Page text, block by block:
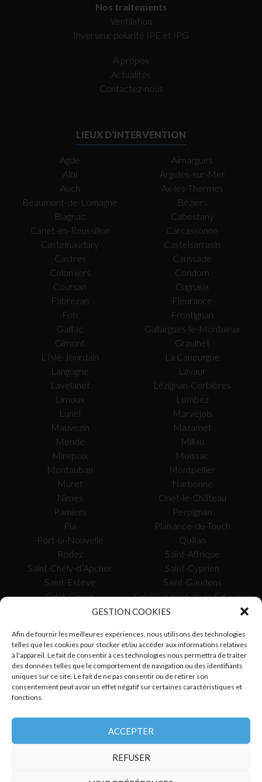
GESTION COOKIES
Afin de fournir les meilleures expériences, nous utilisons des technologies
telles que les cookies pour stocker et/ou accéder aux informations relatives
à l'appareil. Le fait de consentir à ces technologies nous permettra de traiter
des données telles que le comportement de navigation ou des identifiants
uniques sur ce site. Le fait de ne pas consentir ou de retirer son
consentement peut avoir un effet négatif sur certaines caractéristiques et
fonctions.
ACCEPTER
REFUSER
Nos traitements
Ventilation
Inverseur polarité IPE et IPG
À propos
Actualités
Contactez-nous
LIEUX D'INTERVENTION
Agde
Aimargues
Albi
Argelès-sur-Mer
Auch
Ax-les-Thermes
Beaumont-de-Lomagne
Béziers
Blagnac
Cabestany
Canet-en-Roussillon
Carcassonne
Castelnaudary
Castelsarrasin
Castres
Caussade
Colomiers
Condom
Coursan
Cugnaux
Fabrezan
Fleurance
Foix
Frontignan
Gaillac
Gallargues-le-Montueux
Gimont
Graulhet
L’Isle-Jourdain
La Canourgue
Langogne
Lavaur
Lavelanet
Lézignan-Corbières
Limoux
Lombez
Lunel
Marvejols
Mauvezin
Mazamet
Mende
Millau
Mirepoix
Moissac
Montauban
Montpellier
Muret
Narbonne
Nîmes
Onet-le-Château
Pamiers
Perpignan
Pia
Plaisance-du-Touch
Port-la-Nouvelle
Quillan
Rodez
Saint-Affrique
Saint-Chély-d’Apcher
Saint-Cyprien
Saint-Estève
Saint-Gaudens
Saint-Girons
Saint-Laurent-de-la-Salanque
Toulouse
Tournefeuille
Uzès
Valence-d’Agen
Vauvert
Verdun-sur-Garonne
Vergèze
Villefranche-de-Rouergue
SUIVEZ-NOUS